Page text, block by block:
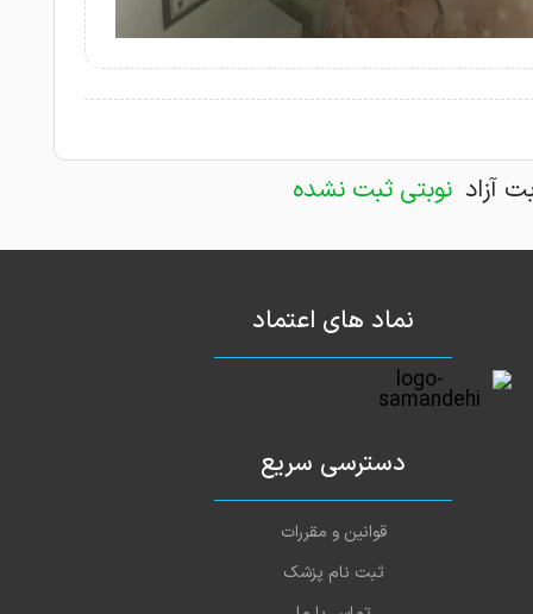
آزاد نوبتی ثبت نشده
نماد های اعتماد
دسترسی سریع
قوانین و مقررات
ثبت نام پزشک